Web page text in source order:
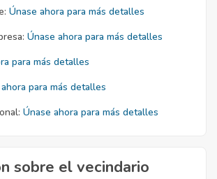
Únase ahora para más detalles
Únase ahora para más detalles
para más detalles
para más detalles
Únase ahora para más detalles
sobre el vecindario